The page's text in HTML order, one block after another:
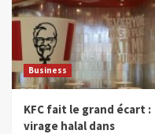
Business
KFC fait le grand écart :
virage halal dans